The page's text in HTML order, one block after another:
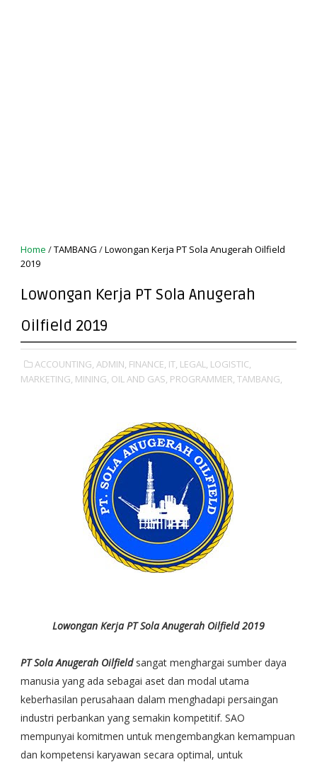
Home /TAMBANG /Lowongan Kerja PT Sola Anugerah Oilfield
2019
Lowongan Kerja PT Sola Anugerah
Oilfield 2019
ACCOUNTING, ADMIN, FINANCE, IT, LEGAL, LOGISTIC,
MARKETING, MINING, OIL AND GAS, PROGRAMMER, TAMBANG,
Lowongan Kerja PT Sola Anugerah Oilfield 2019
PT Sola Anugerah Oilfield sangat menghargai sumber daya
manusia yang ada sebagai aset dan modal utama
keberhasilan perusahaan dalam menghadapi persaingan
industri perbankan yang semakin kompetitif. SAO
mempunyai komitmen untuk mengembangkan kemampuan
dan kompetensi karyawan secara optimal, untuk